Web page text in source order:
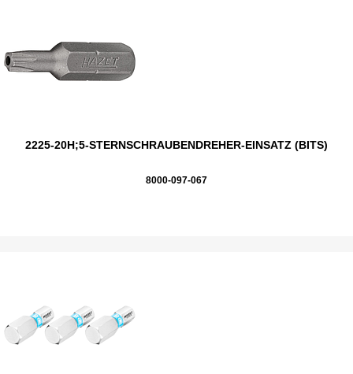
2225-20H;5-STERNSCHRAUBENDREHER-EINSATZ (BITS)
8000-097-067